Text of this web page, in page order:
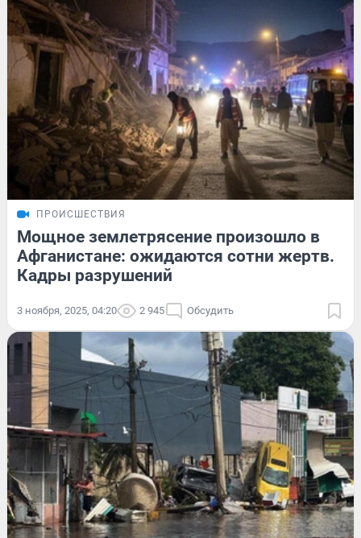
ПРОИСШЕСТВИЯ
Мощное землетрясение произошло в
Афганистане: ожидаются сотни жертв.
Кадры разрушений
3 ноября, 2025, 04:20 2 945 Обсудить